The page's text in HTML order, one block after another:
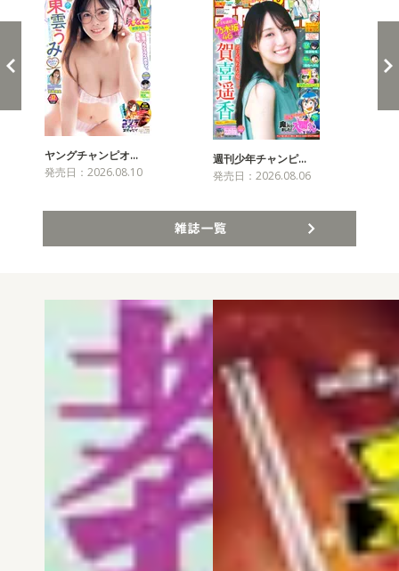
ヤングチャンピオ…
発売日：2026.08.10
週刊少年チャンピ…
発売日：2026.08.06